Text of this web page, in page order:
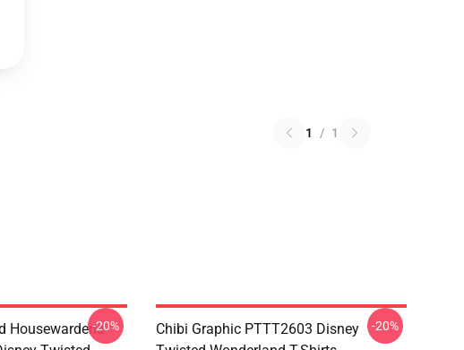
1 / 1
Housewardens-20%
Chibi Graphic PTTT2603 Disney
-20%